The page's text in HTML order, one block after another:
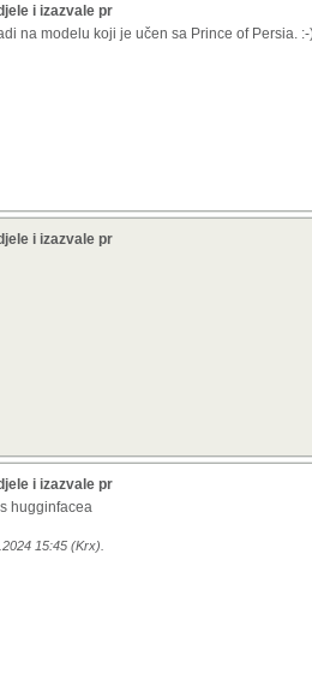
i izazvale pr
na modelu koji je učen sa Prince of Persia. :-
i izazvale pr
i izazvale pr
hugginfacea
15:45 (Krx).